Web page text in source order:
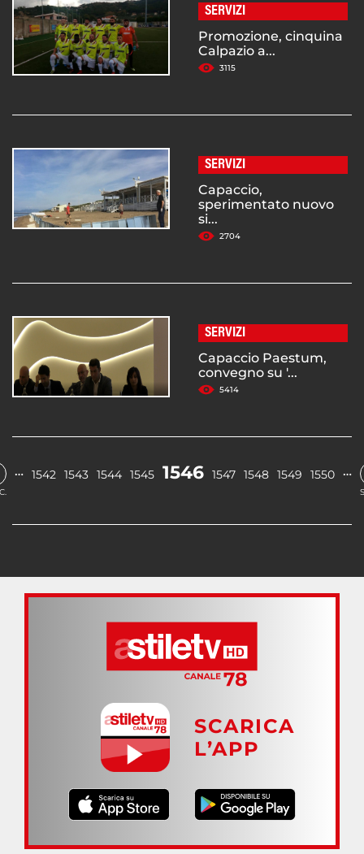
SERVIZI
Promozione, cinquina
Calpazio a...
3115
SERVIZI
Capaccio,
sperimentato nuovo
si...
2704
SERVIZI
Capaccio Paestum,
convegno su '...
5414
… 1542 1543 1544 1545 1546 1547 1548 1549 1550 …
SCARICA
L’APP